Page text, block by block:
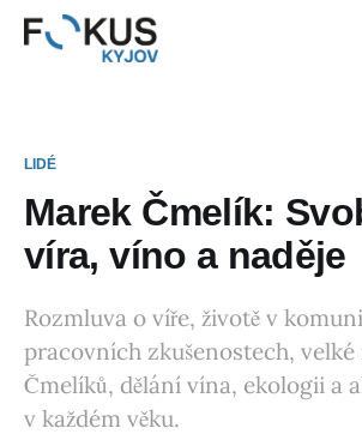
LIDÉ
Marek Čmelík:
víra, víno a naděje
Rozmluva o víře, životě v
pracovních zkušenostech, velké
Čmelíků, dělání vína, ekologii a
v každém věku.